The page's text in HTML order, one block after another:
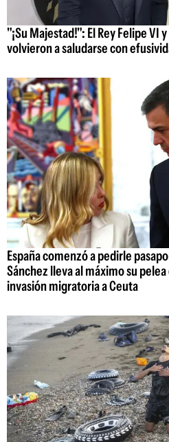
"¡Su Majestad!": El Rey Felipe VI
volvieron a saludarse con
España comenzó a pedirle
Sánchez lleva al máximo su
invasión migratoria a Ceuta